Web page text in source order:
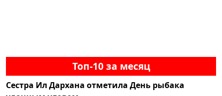
Топ-10 за месяц
Сестра Ил Дархана отметила День рыбака